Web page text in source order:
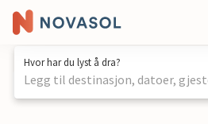
Hvor har du lyst å dra?
Legg til destinasjon, datoer,
1 / 26